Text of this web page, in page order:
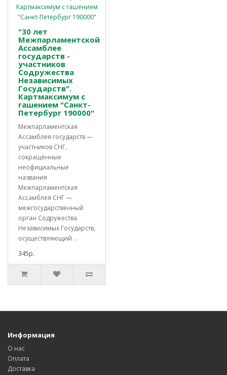
"30 лет
Межпарламентской
Ассамблее
государств -
участников
Содружества
Независимых
Государств".
Картмаксимум с
гашением "Санкт-
Петербург 190000"
Межпарламентская
Ассамблея государств —
участников СНГ,
сокращённые
неофициальные
названия
Межпарламентская
Ассамблея СНГ —
межгосударственный
орган Содружества
Независимых Государств,
осуществляющий ..
345р.
Информация
О нас
Оплата
Доставка